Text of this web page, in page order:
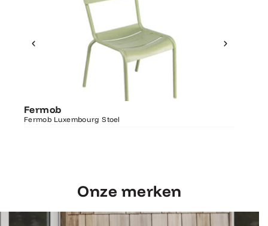
Fermob
Fermob Luxembourg Stoel
Ontdek Fermob
Luxembourg Stoel
Onze merken